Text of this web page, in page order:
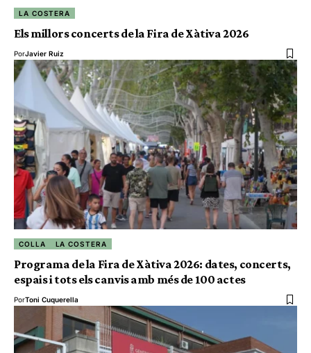
LA COSTERA
Els millors concerts de la Fira de Xàtiva 2026
PorJavier Ruiz
COLLA LA COSTERA
Programa de la Fira de Xàtiva 2026: dates, concerts,
espais i tots els canvis amb més de 100 actes
PorToni Cuquerella